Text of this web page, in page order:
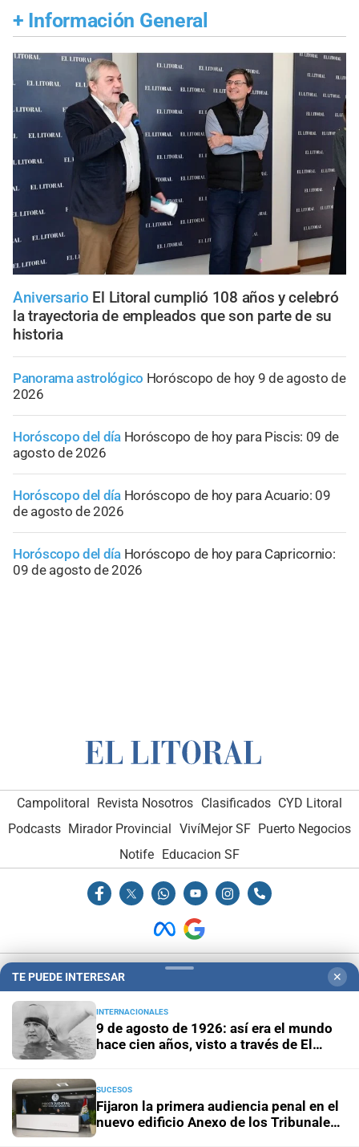
+ Información General
Aniversario El Litoral cumplió 108 años y celebró
la trayectoria de empleados que son parte de su
historia
Panorama astrológico Horóscopo de hoy 9 de agosto de
2026
Horóscopo del día Horóscopo de hoy para Piscis: 09 de
agosto de 2026
Horóscopo del día Horóscopo de hoy para Acuario: 09
de agosto de 2026
Horóscopo del día Horóscopo de hoy para Capricornio:
09 de agosto de 2026
Campolitoral Revista Nosotros Clasificados CYD Litoral
Podcasts Mirador Provincial VivíMejor SF Puerto Negocios
Notife Educacion SF
Hemeroteca Digital (1930-1979) Receptorías de avisos -
Administración y Publicidad
Opcionales con El Litoral- MediaKit
TE PUEDE INTERESAR ✕
INTERNACIONALES
9 de agosto de 1926: así era el mundo
hace cien años, visto a través de El
SUCESOS
Fijaron la primera audiencia penal en el
nuevo edificio Anexo de los Tribunales